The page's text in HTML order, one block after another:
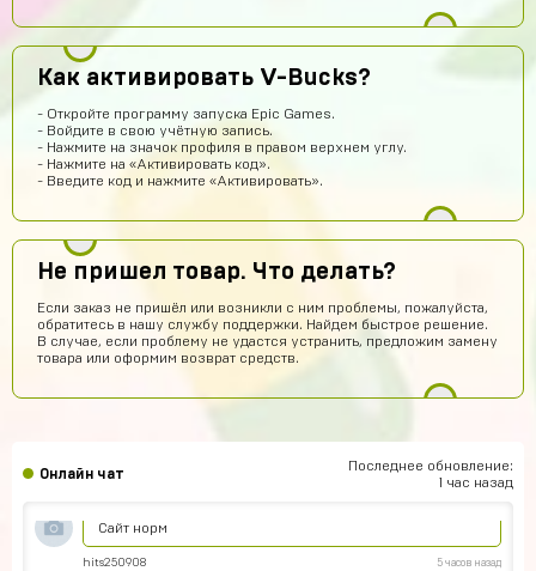
Как активировать V-Bucks?
- Откройте программу запуска Epic Games.
- Войдите в свою учётную запись.
- Нажмите на значок профиля в правом верхнем углу.
- Нажмите на «Активировать код».
- Введите код и нажмите «Активировать».
Не пришел товар. Что делать?
Если заказ не пришёл или возникли с ним проблемы, пожалуйста,
обратитесь в нашу службу поддержки. Найдем быстрое решение.
В случае, если проблему не удастся устранить, предложим замену
товара или оформим возврат средств.
Онлайн чат
Последнее обновление:
1 час назад
Я купил аккаунт Brawl Stars и мне все пришло так что кто
СП
Савелий Попов
Я не знаю этот сайт первый раз купил вроде что-то
пришло
Данил Алашов
топппппп!
Купил
Алексей Волков
Сайт норм
hits250908 5 часов назад